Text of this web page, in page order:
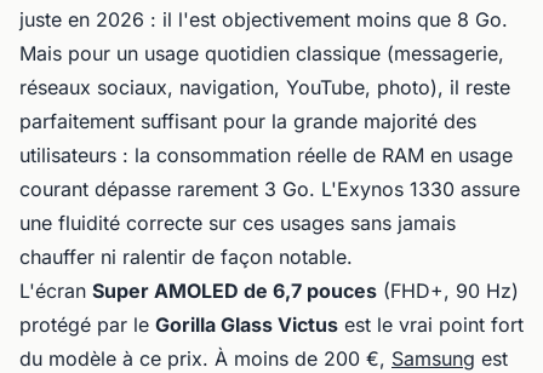
juste en 2026 : il l'est objectivement moins que 8 Go.
Mais pour un usage quotidien classique (messagerie,
réseaux sociaux, navigation, YouTube, photo), il reste
parfaitement suffisant pour la grande majorité des
utilisateurs : la consommation réelle de RAM en usage
courant dépasse rarement 3 Go. L'Exynos 1330 assure
une fluidité correcte sur ces usages sans jamais
chauffer ni ralentir de façon notable.
L'écran Super AMOLED de 6,7 pouces (FHD+, 90 Hz)
protégé par le Gorilla Glass Victus est le vrai point fort
du modèle à ce prix. À moins de 200 €, Samsung est